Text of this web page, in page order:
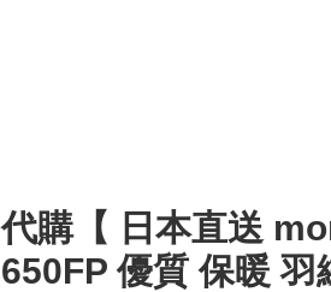
代購【 日本直送
650FP 優質 保暖 羽